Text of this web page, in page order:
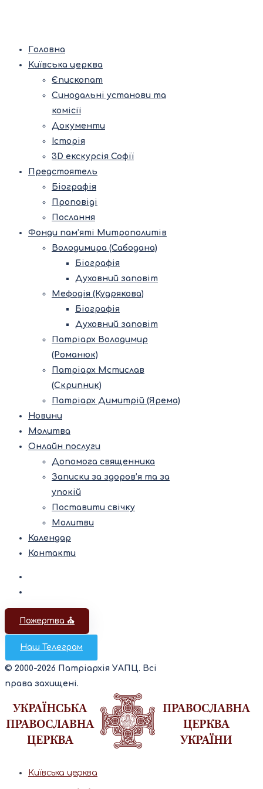
Головна
Київська церква
Єпископат
Синодальні установи та
комісії
Документи
Історія
3D екскурсія Софії
Предстоятель
Біографія
Проповіді
Послання
Фонди пам’яті Митрополитів
Володимира (Сабодана)
Біографія
Духовний заповіт
Мефодія (Кудрякова)
Біографія
Духовний заповіт
Патріарх Володимир
(Романюк)
Патріарх Мстислав
(Скрипник)
Патріарх Димитрій (Ярема)
Новини
Молитва
Онлайн послуги
Допомога священника
Записки за здоров’я та за
упокій
Поставити свічку
Молитви
Календар
Контакти
Пожертва ⛪️
Наш Телеграм
© 2000-2026 Патріархія УАПЦ. Всі
права захищені.
Київська церква